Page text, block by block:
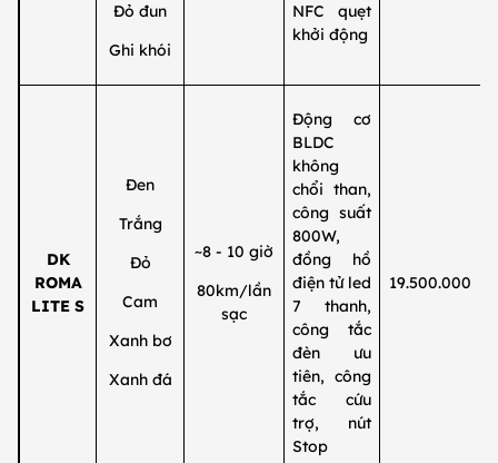
Đỏ đun
Ghi khói
NFC quẹt
khởi động
DK
ROMA
LITE S
Đen
Trắng
Đỏ
Cam
Xanh bơ
Xanh đá
~8 - 10 giờ
80km/lần
sạc
Động cơ
BLDC
không
chổi than,
công suất
800W,
đồng hồ
điện tử led
7 thanh,
công tắc
đèn ưu
tiên, công
tắc cứu
trợ, nút
Stop
19.500.000